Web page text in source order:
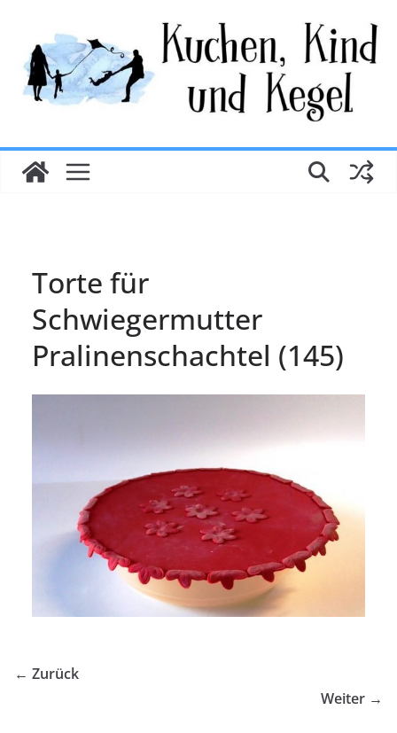
springen
Torte für
Schwiegermutter
Pralinenschachtel (145)
← Zurück
Weiter →